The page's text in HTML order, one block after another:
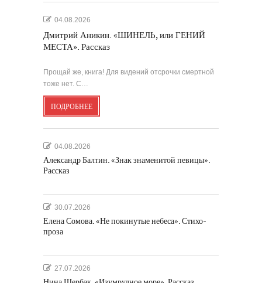
04.08.2026
Дмитрий Аникин. «ШИНЕЛЬ, или ГЕНИЙ
МЕСТА». Рассказ
Прощай же, книга! Для видений отсрочки смертной
тоже нет. С…
ПОДРОБНЕЕ
04.08.2026
Александр Балтин. «Знак знаменитой певицы».
Рассказ
30.07.2026
Елена Сомова. «Не покинутые небеса». Стихо-
проза
27.07.2026